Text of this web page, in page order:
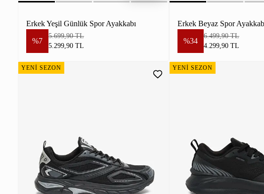
Erkek Yeşil Günlük Spor Ayakkabı
%7
5.699,90 TL
5.299,90 TL
Erkek Beyaz Spor
%34
6.499,90 TL
4.299,90 TL
YENİ SEZON YENİ SEZON